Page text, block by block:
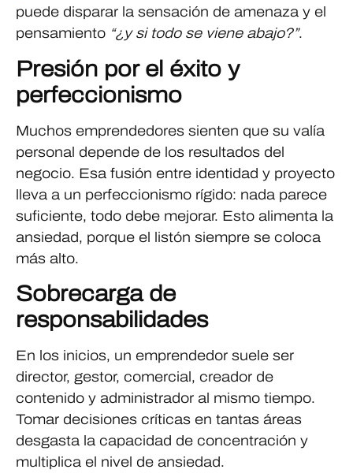
puede disparar la sensación de amenaza y el
pensamiento “¿y si todo se viene abajo?”.
Presión por el éxito y
perfeccionismo
Muchos emprendedores sienten que su valía
personal depende de los resultados del
negocio. Esa fusión entre identidad y proyecto
lleva a un perfeccionismo rígido: nada parece
suficiente, todo debe mejorar. Esto alimenta la
ansiedad, porque el listón siempre se coloca
más alto.
Sobrecarga de
responsabilidades
En los inicios, un emprendedor suele ser
director, gestor, comercial, creador de
contenido y administrador al mismo tiempo.
Tomar decisiones críticas en tantas áreas
desgasta la capacidad de concentración y
multiplica el nivel de ansiedad.